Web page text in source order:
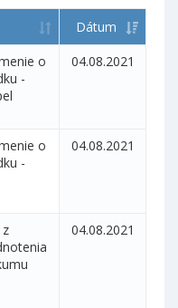
Dátum
o
-
04.08.2021
o
-
04.08.2021
z
04.08.2021